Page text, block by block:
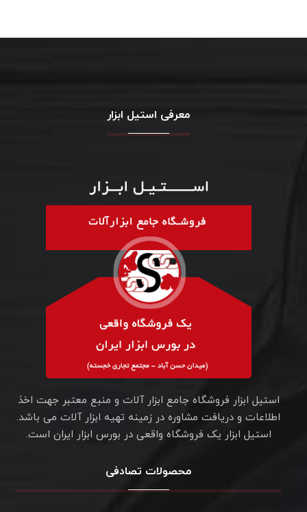
معرفی استیل ابزار
استیل ابزار فروشگاه جامع ابزار آلات و منبع معتبر جهت اخذ
اطلاعات و دریافت مشاوره در زمینه تهیه ابزار آلات می باشد.
استیل ابزار یک فروشگاه واقعی در بورس ابزار ایران است.
محصولات تصادفی